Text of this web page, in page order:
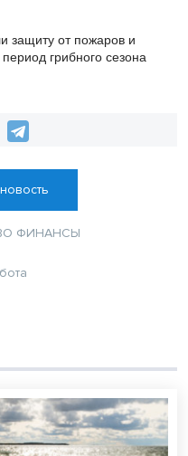
защиту от пожаров и
грибного сезона
ФИНАНСЫ